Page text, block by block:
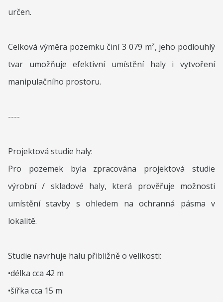
určen.
Celková výměra pozemku činí 3 079 m², jeho podlouhlý
tvar umožňuje efektivní umístění haly i vytvoření
manipulačního prostoru.
----
Projektová studie haly:
Pro pozemek byla zpracována projektová studie
výrobní / skladové haly, která prověřuje možnosti
umístění stavby s ohledem na ochranná pásma v
lokalitě.
Studie navrhuje halu přibližně o velikosti:
•délka cca 42 m
•šířka cca 15 m